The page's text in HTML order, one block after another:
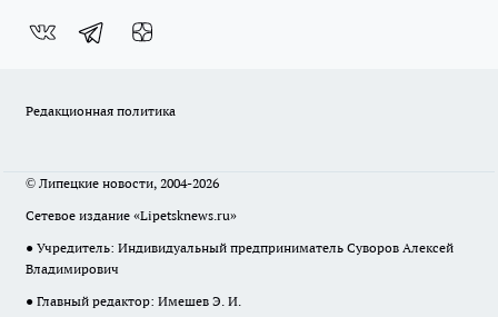
Редакционная политика
© Липецкие новости, 2004-2026
Сетевое издание «Lipetsknews.ru»
● Учредитель: Индивидуальный предприниматель Суворов Алексей
Владимирович
● Главный редактор: Имешев Э. И.